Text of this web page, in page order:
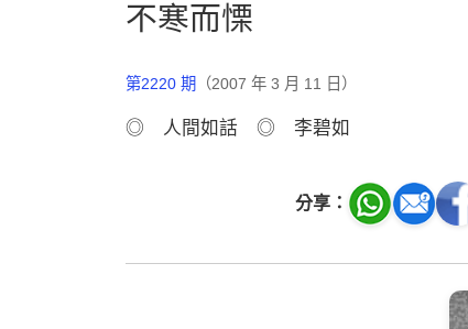
不寒而慄
第2220 期 （2007 年 3 月 11 日）
◎ 人間如話 ◎ 李碧如
分享：